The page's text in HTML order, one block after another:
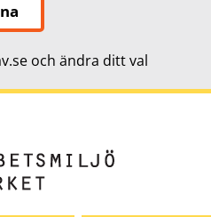
och ändra ditt val